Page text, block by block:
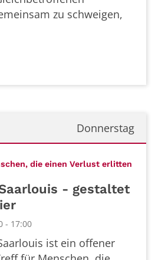
zu schweigen,
Donnerstag
die einen Verlust erlitten
- gestaltet
- 17:00
ist ein offener